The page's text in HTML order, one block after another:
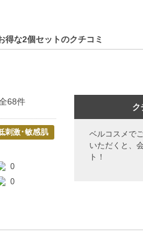
な2個セットのクチコミ
68件
刺激･敏感肌
0
0
ク
ベルコスメで
いただくと、
ト！